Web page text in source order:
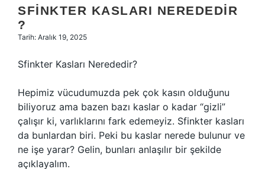
Hakkımızda
SFINKTER KASLARI NEREDEDIR
?
Tarih: Aralık 19, 2025
Sfinkter Kasları Nerededir?
Hepimiz vücudumuzda pek çok kasın olduğunu
biliyoruz ama bazen bazı kaslar o kadar “gizli”
çalışır ki, varlıklarını fark edemeyiz. Sfinkter kasları
da bunlardan biri. Peki bu kaslar nerede bulunur ve
ne işe yarar? Gelin, bunları anlaşılır bir şekilde
açıklayalım.